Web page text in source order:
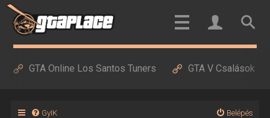
GTA Online Los Santos Tuners GTA V Csalások
GyIK Belépés